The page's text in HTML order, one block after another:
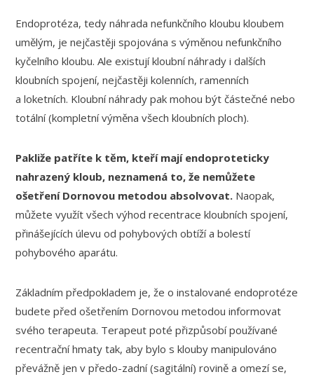
Endoprotéza, tedy náhrada nefunkčního kloubu kloubem
umělým, je nejčastěji spojována s výměnou nefunkčního
kyčelního kloubu. Ale existují kloubní náhrady i dalších
kloubních spojení, nejčastěji kolenních, ramenních
a loketních. Kloubní náhrady pak mohou být částečné nebo
totální (kompletní výměna všech kloubních ploch).
Pakliže patříte k těm, kteří mají endoproteticky
nahrazený kloub, neznamená to, že nemůžete
ošetření Dornovou metodou absolvovat. Naopak,
můžete využít všech výhod recentrace kloubních spojení,
přinášejících úlevu od pohybových obtíží a bolestí
pohybového aparátu.
Základním předpokladem je, že o instalované endoprotéze
budete před ošetřením Dornovou metodou informovat
svého terapeuta. Terapeut poté přizpůsobí používané
recentrační hmaty tak, aby bylo s klouby manipulováno
převážně jen v předo-zadní (sagitální) rovině a omezí se,